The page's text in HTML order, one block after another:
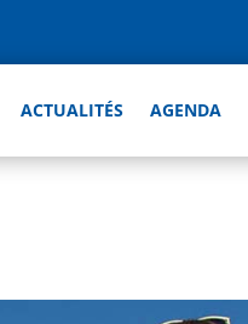
ACTUALITÉS AGENDA